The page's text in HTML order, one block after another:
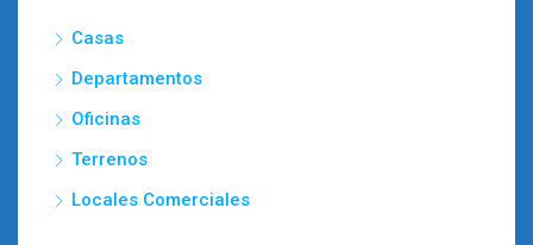
Casas
Departamentos
Oficinas
Terrenos
Locales Comerciales